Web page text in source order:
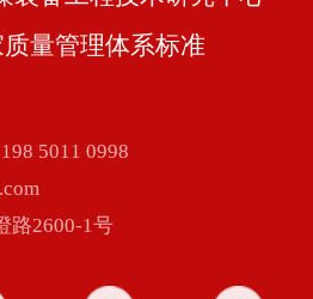
量管理体系标准
5011 0998
路2600-1号